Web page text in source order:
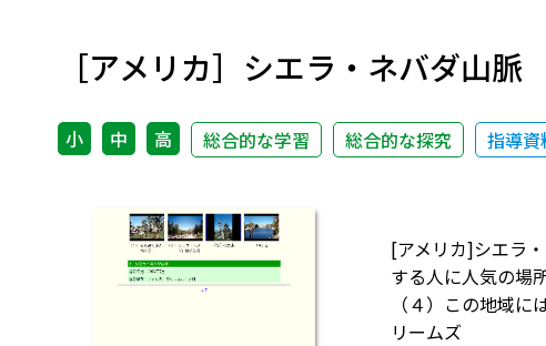
［アメリカ］シエラ・ネバダ山脈
小 中 高 総合的な学習 総合的な探究 指導資
[アメリカ]シエラ
する人に人気の場
（４）この地域
リームズ